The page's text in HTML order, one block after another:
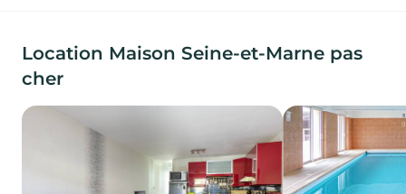
Location Maison Seine-et-Marne pas
cher